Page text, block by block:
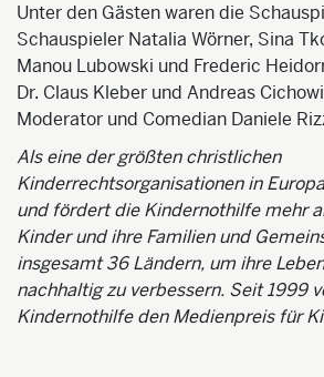
Unter den Gästen waren die
Schauspieler Natalia Wörner, Sina
Manou Lubowski und Frederic
Dr. Claus Kleber und Andreas
Moderator und Comedian Daniele
Als eine der größten christlichen
Kinderrechtsorganisationen in
und fördert die Kindernothilfe mehr
Kinder und ihre Familien und
insgesamt 36 Ländern, um ihre
nachhaltig zu verbessern. Seit 1999
Kindernothilfe den Medienpreis für